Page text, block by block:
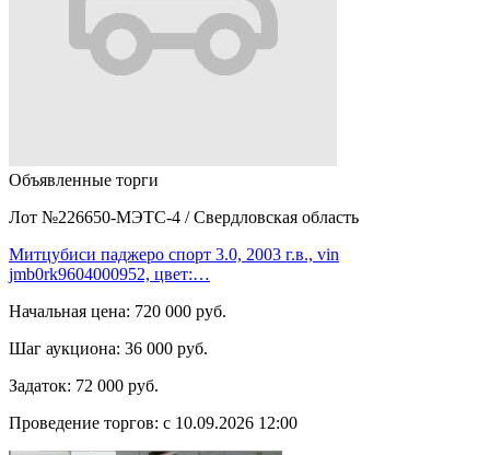
Объявленные торги
Лот №226650-МЭТС-4 / Свердловская область
Митцубиси паджеро спорт 3.0, 2003 г.в., vin
jmb0rk9604000952, цвет:…
Начальная цена: 720 000 руб.
Шаг аукциона: 36 000 руб.
Задаток: 72 000 руб.
Проведение торгов: с 10.09.2026 12:00